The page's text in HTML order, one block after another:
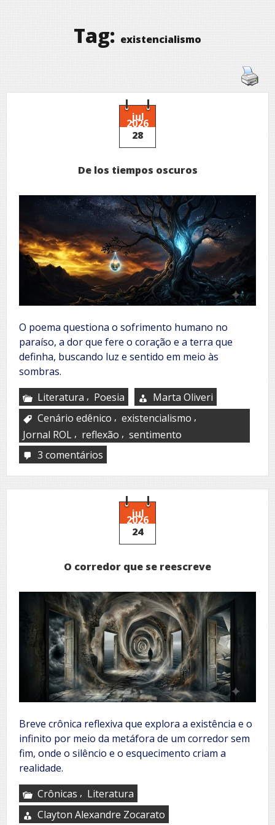
Tag: existencialismo
jul
2026
28
De los tiempos oscuros
O poema questiona o sofrimento humano no
paraíso, a dor que fere o coração e a terra que
definha, buscando luz e sentido em meio às
sombras.
Literatura , Poesia
Marta Oliveri
Cenário edênico , existencialismo ,
Jornal ROL , reflexão , sentimento
3 comentários
los
tiempos
oscuros
jul
2026
24
O corredor que se reescreve
Breve crônica reflexiva que explora a existência e o
infinito por meio da metáfora de um corredor sem
fim, onde o silêncio e o esquecimento criam a
realidade.
Crônicas , Literatura
Clayton Alexandre Zocarato